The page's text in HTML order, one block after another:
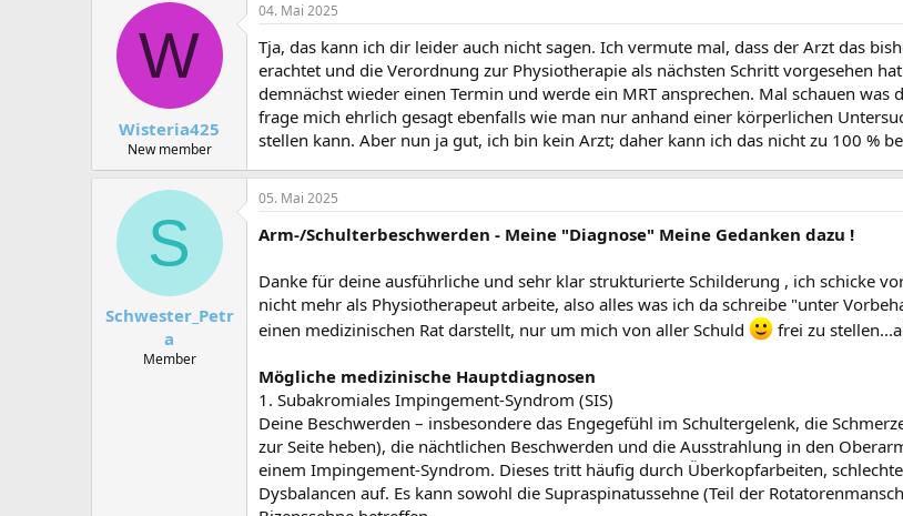
W
Wisteria425
New member
04. Mai 2025
Tja, das kann ich dir leider auch nicht sagen. Ich vermute mal, dass der Arzt das
erachtet und die Verordnung zur Physiotherapie als nächsten Schritt vorgesehen
demnächst wieder einen Termin und werde ein MRT ansprechen. Mal schauen was
frage mich ehrlich gesagt ebenfalls wie man nur anhand einer körperlichen
stellen kann. Aber nun ja gut, ich bin kein Arzt; daher kann ich das nicht zu 100 %
S
Schwester_Petr
a
Member
05. Mai 2025
Arm-/Schulterbeschwerden - Meine "Diagnose" Meine Gedanken dazu !
Danke für deine ausführliche und sehr klar strukturierte Schilderung , ich schicke
nicht mehr als Physiotherapeut arbeite, also alles was ich da schreibe "unter
einen medizinischen Rat darstellt, nur um mich von aller Schuld
frei zu
Mögliche medizinische Hauptdiagnosen
1. Subakromiales Impingement-Syndrom (SIS)
Deine Beschwerden – insbesondere das Engegefühl im Schultergelenk, die
zur Seite heben), die nächtlichen Beschwerden und die Ausstrahlung in den
einem Impingement-Syndrom. Dieses tritt häufig durch Überkopfarbeiten,
Dysbalancen auf. Es kann sowohl die Supraspinatussehne (Teil der